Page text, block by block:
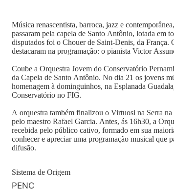
Música renascentista, barroca, jazz e
passaram pela capela de Santo Antônio, lotada em
disputados foi o Chouer de Saint-Denis, da França.
destacaram na programação: o pianista Victor
Coube a Orquestra Jovem do Conservatório
da Capela de Santo Antônio. No dia 21 os jovens
homenagem à dominguinhos, na Esplanada
Conservatório no FIG.
A orquestra também finalizou o Virtuosi na Serra na
pelo maestro Rafael Garcia. Antes, ás 16h30, a
recebida pelo público cativo, formado em sua
conhecer e apreciar uma programação musical que
difusão.
Sistema de Origem
PENC